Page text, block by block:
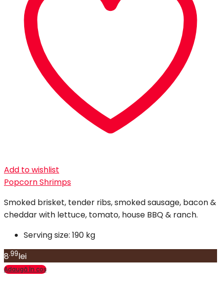
Add to wishlist
Popcorn Shrimps
Smoked brisket, tender ribs, smoked sausage, bacon &
cheddar with lettuce, tomato, house BBQ & ranch.
Serving size: 190 kg
8.99lei
Adaugă în coș